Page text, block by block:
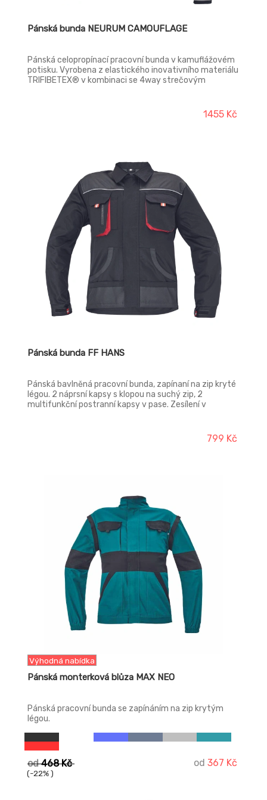
Pánská bunda NEURUM CAMOUFLAGE
Pánská celopropínací pracovní bunda v kamuflážovém
potisku. Vyrobena z elastického inovativního materiálu
TRIFIBETEX® v kombinaci se 4way strečovým
náprsní kapsy na zip, elastické náplety rukávů a
spodního lemu bundy s dekorativními pruhy, reflexní
1455 Kč
Pánská bunda FF HANS
Pánská bavlněná pracovní bunda, zapínaní na zip kryté
légou. 2 náprsní kapsy s klopou na suchý zip, 2
multifunkční postranní kapsy v pase. Zesílení v
799 Kč
Výhodná nabídka
Pánská monterková blůza MAX NEO
Pánská pracovní bunda se zapínáním na zip krytým
légou.
od468 Kč
(-22% )
od 367 Kč